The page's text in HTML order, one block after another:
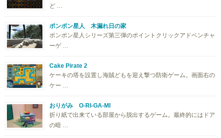
ど …
ポンポン星人 木漏れ日の家
ポンポン星人シリーズ第三弾のポイントクリックアドベンチャ
ーゲ …
Cake Pirate 2
ケーキの塔を設置し海賊どもを迎え撃つ防衛ゲーム。画面右の
ケー …
おりがみ O-RI-GA-MI
折り紙で出来ている部屋から脱出するゲーム。最終的にはドア
の暗 …